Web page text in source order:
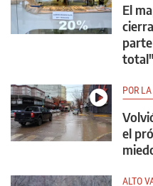
El
total"
POR
el
ALTO